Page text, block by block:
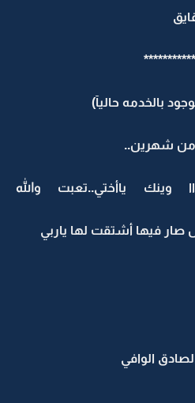
بالخدمه حاليآ)
من شهرين..
وينك ياأختي..تعبت والله
وش صار فيها أشتقت لها ياربي
الوافي